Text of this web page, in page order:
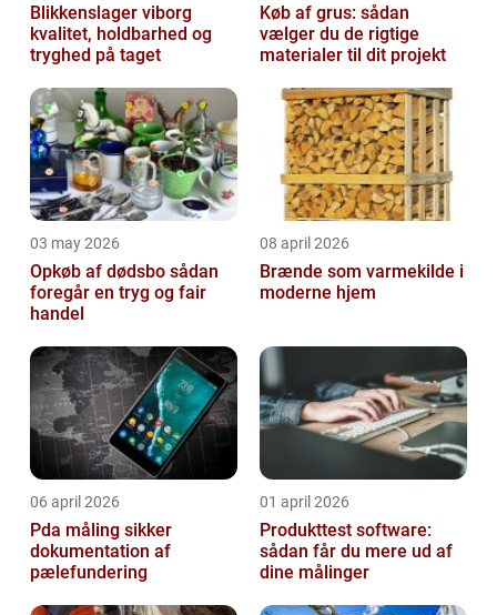
Blikkenslager viborg
kvalitet, holdbarhed og
tryghed på taget
Køb af grus: sådan
vælger du de rigtige
materialer til dit projekt
03 may 2026
Opkøb af dødsbo sådan
foregår en tryg og fair
handel
08 april 2026
Brænde som varmekilde i
moderne hjem
06 april 2026
Pda måling sikker
dokumentation af
pælefundering
01 april 2026
Produkttest software:
sådan får du mere ud af
dine målinger